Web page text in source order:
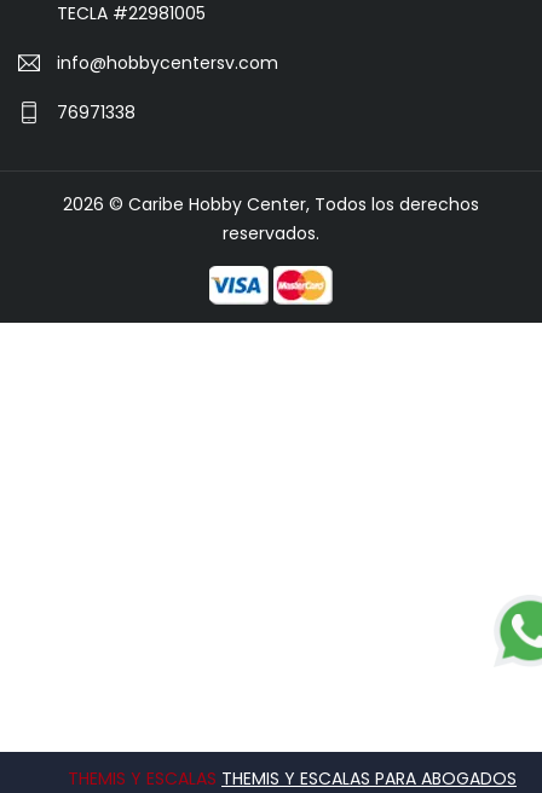
TECLA #22981005
info@hobbycentersv.com
76971338
2026 © Caribe Hobby Center, Todos los derechos
reservados.
THEMIS Y ESCALAS THEMIS Y ESCALAS PARA ABOGADOS